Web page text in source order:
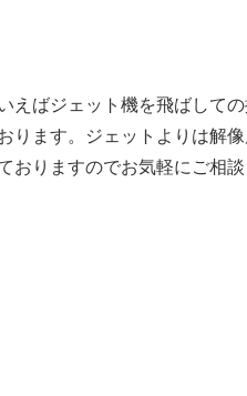
えばジェット機を飛ばして
ます。ジェットよりは解像
おりますのでお気軽にご相